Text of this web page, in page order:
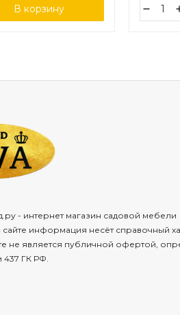
В корзину
- интернет магазин садовой мебели
информация несёт справочный
не является публичной офертой,
437 ГК РФ.